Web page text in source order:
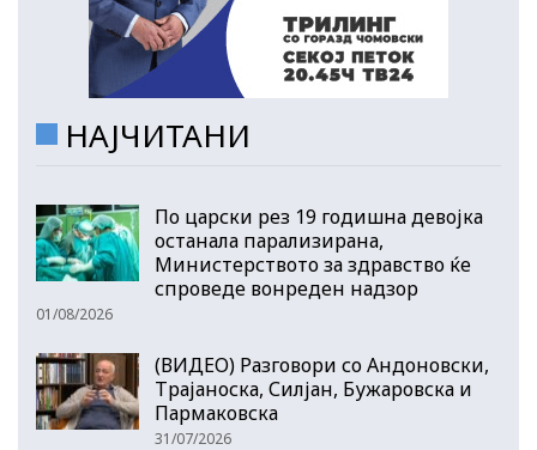
НАЈЧИТАНИ
По царски рез 19 годишна девојка
останала парализирана,
Министерството за здравство ќе
спроведе вонреден надзор
01/08/2026
(ВИДЕО) Разговори со Андоновски,
Трајаноска, Силјан, Бужаровска и
Пармаковска
31/07/2026